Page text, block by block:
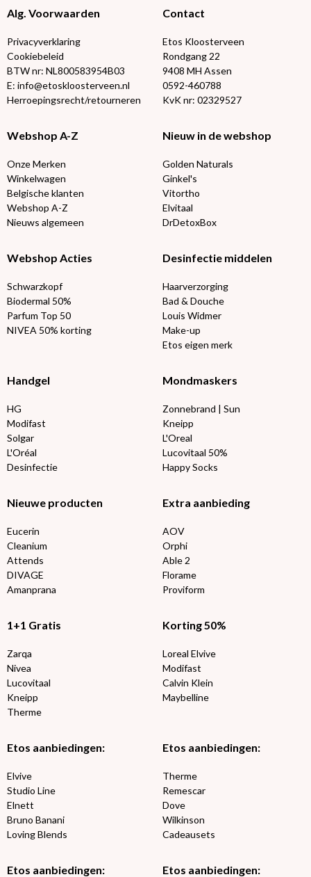
Alg. Voorwaarden
Privacyverklaring
Cookiebeleid
BTW nr: NL800583954B03
E: info@etoskloosterveen.nl
Herroepingsrecht/retourneren
Contact
Etos Kloosterveen
Rondgang 22
9408 MH Assen
0592-460788
KvK nr: 02329527
Webshop A-Z
Onze Merken
Winkelwagen
Belgische klanten
Webshop A-Z
Nieuws algemeen
Nieuw in de webshop
Golden Naturals
Ginkel's
Vitortho
Elvitaal
DrDetoxBox
Webshop Acties
Schwarzkopf
Biodermal 50%
Parfum Top 50
NIVEA 50% korting
Desinfectie middelen
Haarverzorging
Bad & Douche
Louis Widmer
Make-up
Etos eigen merk
Handgel
HG
Modifast
Solgar
L'Oréal
Desinfectie
Mondmaskers
Zonnebrand | Sun
Kneipp
L'Oreal
Lucovitaal 50%
Happy Socks
Nieuwe producten
Eucerin
Cleanium
Attends
DIVAGE
Amanprana
Extra aanbieding
AOV
Orphi
Able 2
Florame
Proviform
1+1 Gratis
Zarqa
Nivea
Lucovitaal
Kneipp
Therme
Korting 50%
Loreal Elvive
Modifast
Calvin Klein
Maybelline
Etos aanbiedingen:
Elvive
Studio Line
Elnett
Bruno Banani
Loving Blends
Etos aanbiedingen:
Therme
Remescar
Dove
Wilkinson
Cadeausets
Etos aanbiedingen: Etos aanbiedingen: